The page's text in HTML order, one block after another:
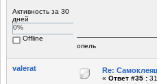
Активность за 30
дней
0%
Offline
опель
valerat Re:
« Ответ #35 :